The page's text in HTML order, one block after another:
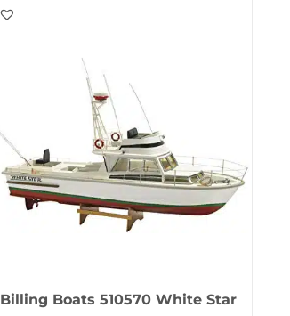
Billing Boats 510570 White Star